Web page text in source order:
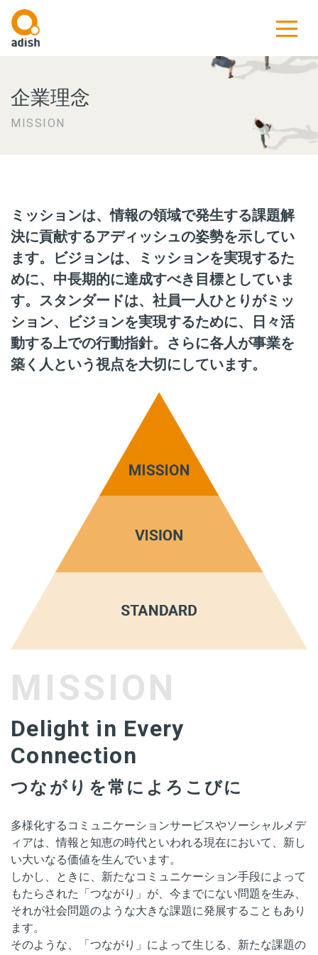
企業理念
MISSION
ミッションは、情報の領域で発生する課題解
決に貢献するアディッシュの姿勢を示してい
ます。ビジョンは、ミッションを実現するた
めに、中長期的に達成すべき目標としていま
す。スタンダードは、社員一人ひとりがミッ
ション、ビジョンを実現するために、日々活
動する上での行動指針。さらに各人が事業を
築く人という視点を大切にしています。
MISSION
Delight in Every
Connection
つながりを常によろこびに
多様化するコミュニケーションサービスやソーシャルメデ
ィアは、情報と知恵の時代といわれる現在において、新し
い大いなる価値を生んでいます。
しかし、ときに、新たなコミュニケーション手段によって
もたらされた「つながり」が、今までにない問題を生み、
それが社会問題のような大きな課題に発展することもあり
ます。
そのような、「つながり」によって生じる、新たな課題の